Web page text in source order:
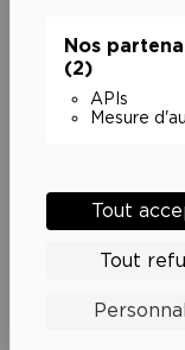
Nos
(2)
APIs
Mesure
Tout
Tout
Liens
Politique de
Conditions
Cookies